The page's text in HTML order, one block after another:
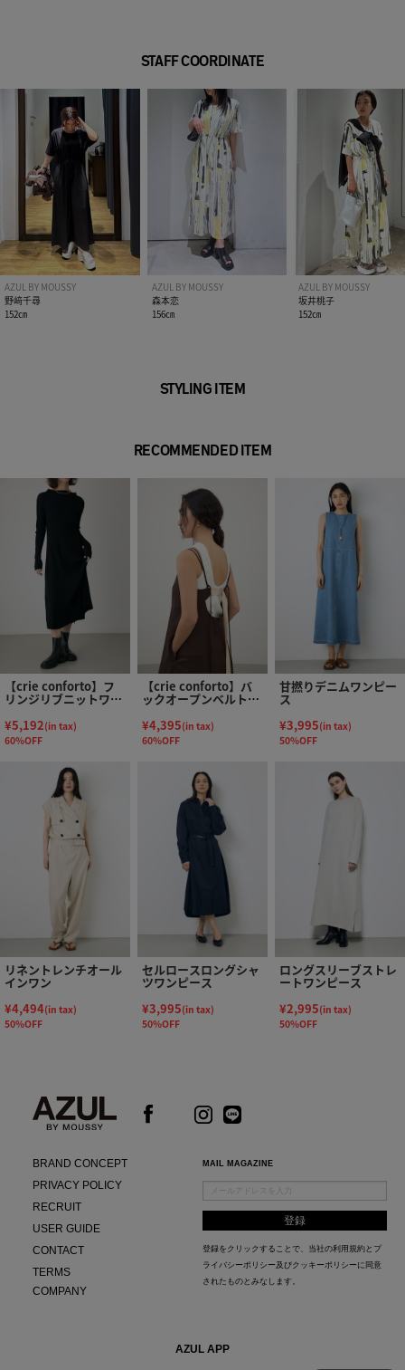
アタリを含む地色の見え方、アタリの箇所には個体差がありま
す。
透け感：柄WHTはあり
裏 地：柄WHTはあり
伸縮性：なし
光沢感：なし
■柄WHT・GRY モデル身長：163cm、着用サイズ：FREEサ
イズ
■BLK モデル身長：171cm、着用サイズ：FREEサイズ
[注意事項]
※画像の商品はサンプルです。実際の商品と仕様、加工が若干
※着用、お取り扱いの際は、アテンションタグをご確認くださ
STAFF COORDINATE
AZUL BY MOUSSY
野﨑千尋
152㎝
AZUL BY MOUSSY
森本恋
156㎝
AZUL BY MOUSSY
坂井桃子
152㎝
STYLING ITEM
RECOMMENDED ITEM
【crie conforto】フ
リンジリブニットワン
¥5,192(in tax)
60%OFF
【crie conforto】バ
ックオープンベルトキ
ャミワンピース
¥4,395(in tax)
60%OFF
甘撚りデニムワンピー
ス
¥3,995(in tax)
50%OFF
リネントレンチオール
インワン
¥4,494(in tax)
50%OFF
セルロースロングシャ
ツワンピース
¥3,995(in tax)
50%OFF
ロングスリーブストレ
ートワンピース
¥2,995(in tax)
50%OFF
BRAND CONCEPT
PRIVACY POLICY
RECRUIT
USER GUIDE
CONTACT
TERMS
COMPANY
MAIL MAGAZINE
登録をクリックすることで、当社の利用規約と プ
ライバシーポリシー及びクッキーポリシー に同意
されたものとみなします。
AZUL APP